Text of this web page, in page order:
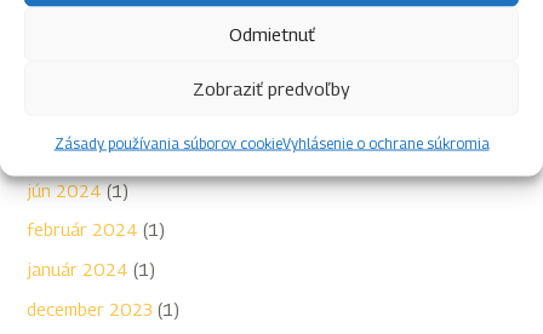
Odmietnuť
Zobraziť predvoľby
Zásady používania súborov cookieVyhlásenie o ochrane súkromia
november 2024(1)
jún 2024(1)
február 2024 (1)
január 2024 (1)
december 2023 (1)